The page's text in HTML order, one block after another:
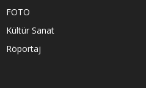
FOTO
Kültür Sanat
Röportaj